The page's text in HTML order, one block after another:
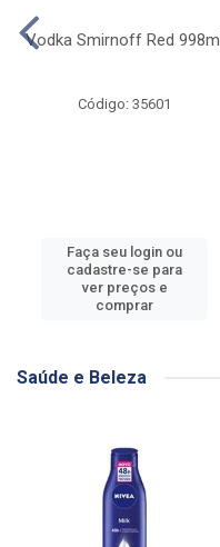
Vodka Smirnoff Red 998ml
Código: 35601
Faça seu login ou
cadastre-se para
ver preços e
comprar
Saúde e Beleza